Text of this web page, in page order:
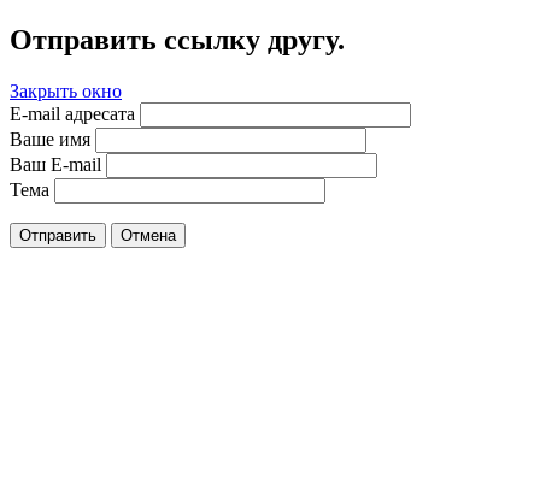
Отправить ссылку другу.
Закрыть окно
E-mail адресата
Ваше имя
Ваш E-mail
Тема
Отправить Отмена